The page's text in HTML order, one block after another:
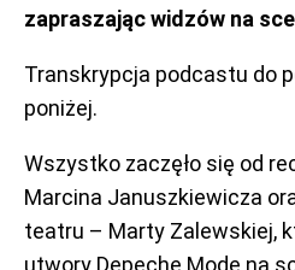
zapraszając widzów na
Transkrypcja podcastu do
poniżej.
Wszystko zaczęło się od
Marcina Januszkiewicza
teatru – Marty Zalewskiej,
utwory Depeche Mode na